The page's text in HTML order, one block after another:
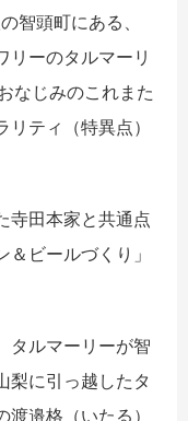
智頭町にある、
リーのタルマーリ
なじみのこれまた
ティ（特異点）
寺田本家と共通点
ビールづくり」
タルマーリーが智
梨に引っ越したタ
邉格（いたる）